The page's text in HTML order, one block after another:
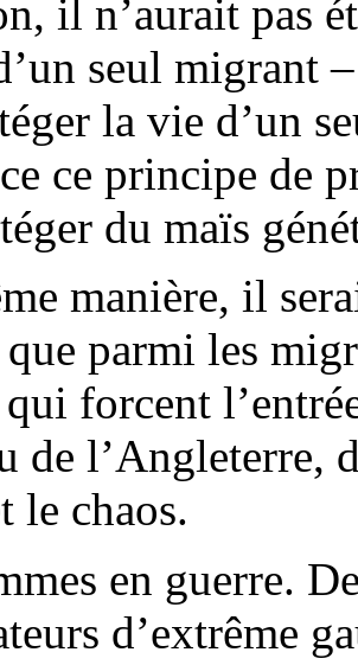
il n’aurait pas
seul migrant
la vie d’un
ce principe de
du maïs
manière, il
que parmi les
forcent
de l’Angleterre,
le chaos.
en guerre.
d’extrême